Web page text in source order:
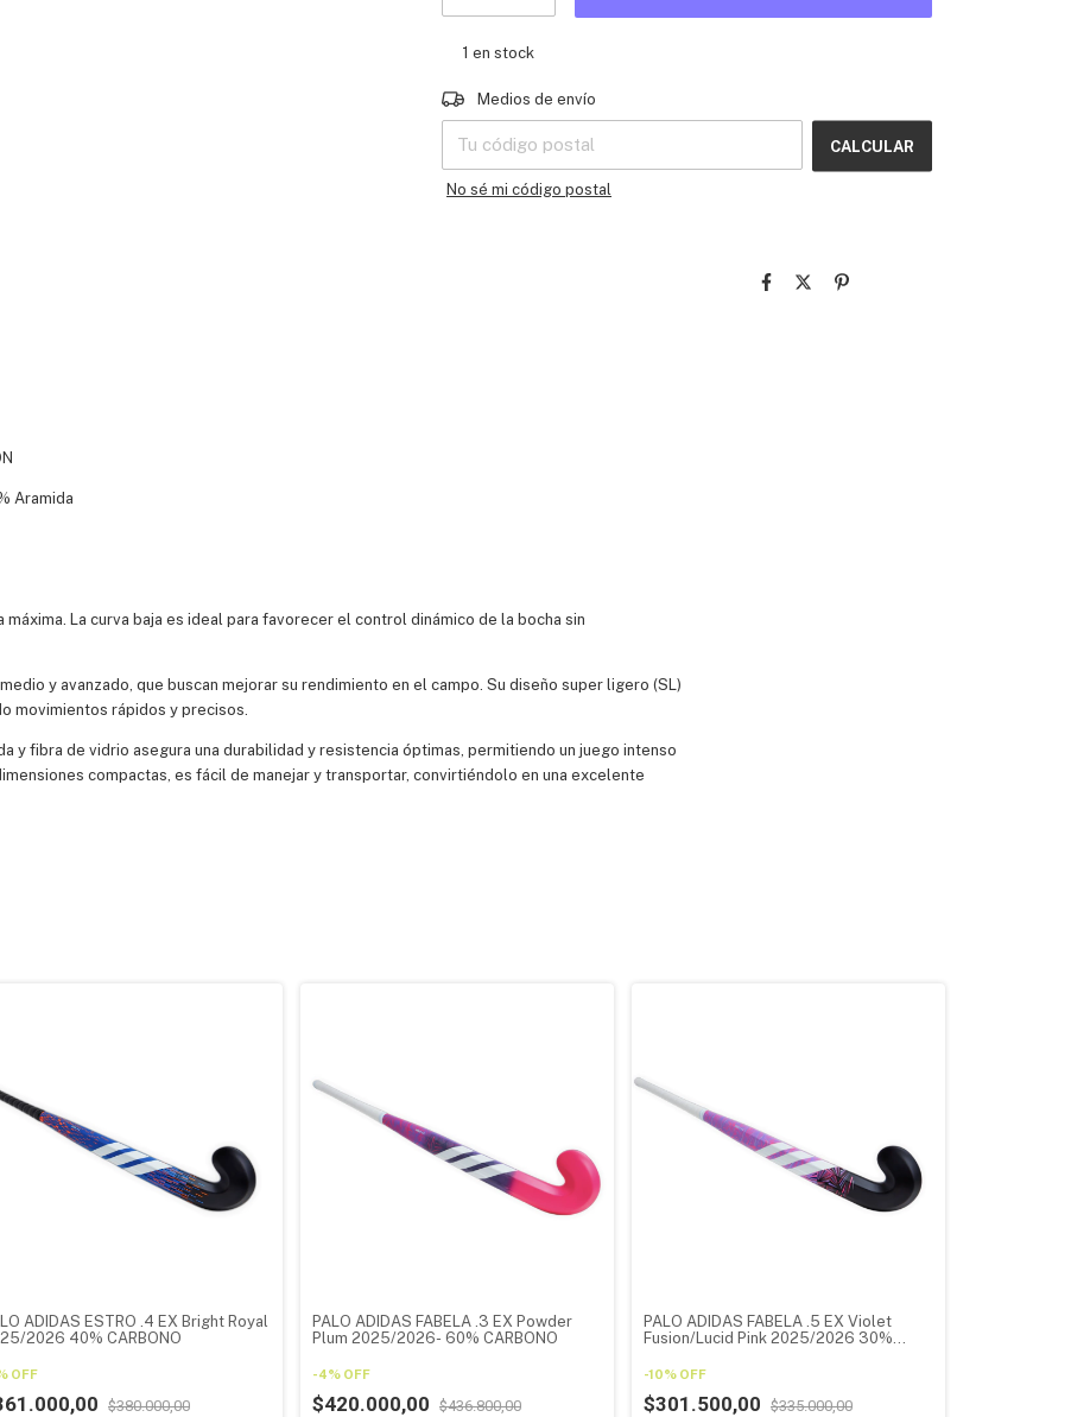
1 en stock
Entregas para el CP:
Medios de envío
CALCULAR
No sé mi código postal
Aramida
La curva baja es ideal para favorecer el control dinámico de la bocha sin
y avanzado, que buscan mejorar su rendimiento en el campo. Su diseño super ligero (SL)
movimientos rápidos y precisos.
y fibra de vidrio asegura una durabilidad y resistencia óptimas, permitiendo un juego intenso
compactas, es fácil de manejar y transportar, convirtiéndolo en una excelente
ADIDAS ESTRO .4 EX Bright Royal
2026 40% CARBONO
OFF
$380.000,00
PALO ADIDAS FABELA .3 EX Powder
Plum 2025/2026- 60% CARBONO
-4% OFF
$420.000,00 $436.800,00
PALO ADIDAS FABELA .5 EX Violet
Fusion/Lucid Pink 2025/2026 30%
-10% OFF
$301.500,00 $335.000,00